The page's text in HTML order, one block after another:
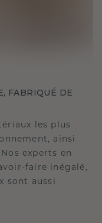
FABRIQUÉ DE
les plus
ainsi
experts en
faire inégalé,
sont aussi